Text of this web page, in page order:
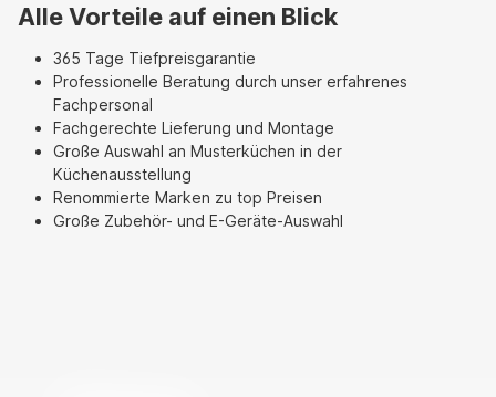
Alle Vorteile auf einen Blick
365 Tage Tiefpreisgarantie
Professionelle Beratung durch unser erfahrenes
Fachpersonal
Fachgerechte Lieferung und Montage
Große Auswahl an Musterküchen in der
Küchenausstellung
Renommierte Marken zu top Preisen
Große Zubehör- und E-Geräte-Auswahl